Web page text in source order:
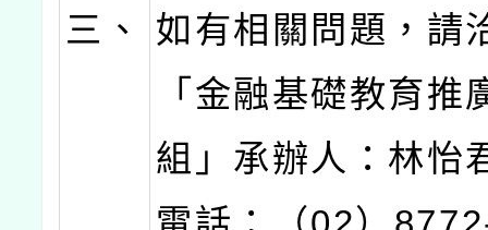
三、
如有相關問題，請
「金融基礎教育推
組」承辦人：林怡